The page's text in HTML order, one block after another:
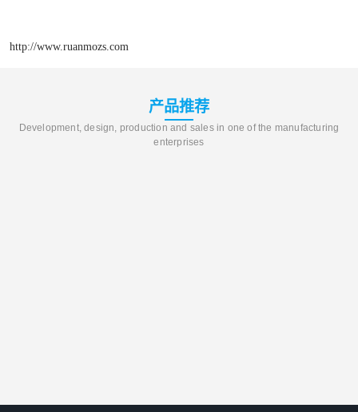
http://www.ruanmozs.com
产品推荐
Development, design, production and sales in one of the manufacturing
enterprises